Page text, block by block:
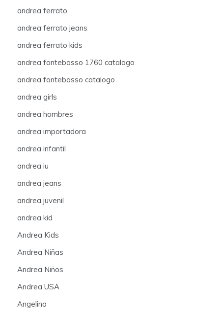
andrea ferrato
andrea ferrato jeans
andrea ferrato kids
andrea fontebasso 1760 catalogo
andrea fontebasso catalogo
andrea girls
andrea hombres
andrea importadora
andrea infantil
andrea iu
andrea jeans
andrea juvenil
andrea kid
Andrea Kids
Andrea Niñas
Andrea Niños
Andrea USA
Angelina